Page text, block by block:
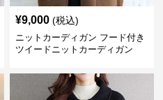
¥9,000 (税込)
ニットカーディガン フード付き
ツイードニットカーディガン